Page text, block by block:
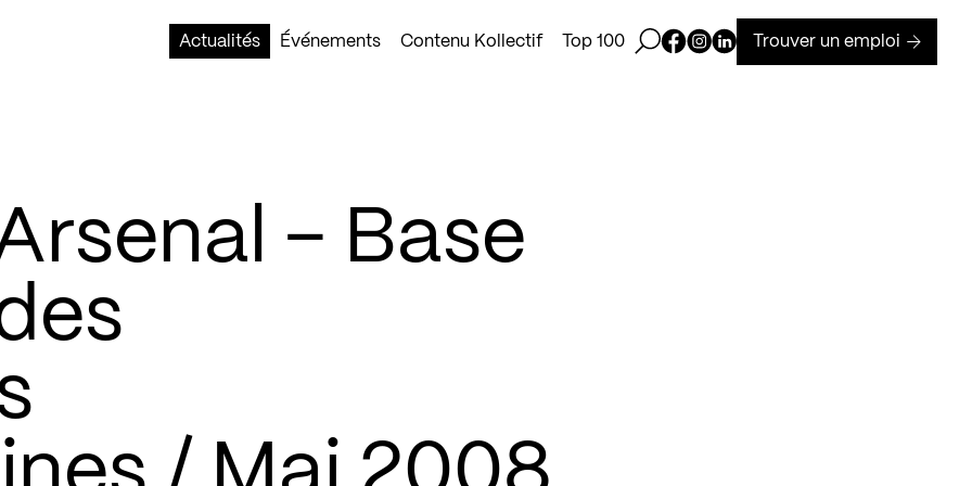
Actualités
Événements Contenu Kollectif Top 100 Ouvrir la barre de recherche
Page Facebook de Kollectif
Page Instagram de Kollectif
Page Linkedin de Kollectif
Trouver un emploi
– Base